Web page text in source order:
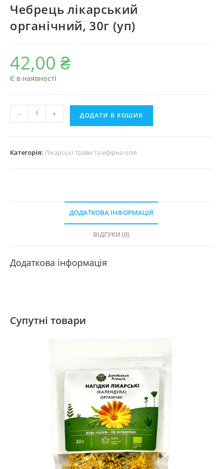
Чебрець лікарський
органічний, 30г (уп)
42,00 ₴
Є в наявності
Чебрець
лікарський
- + ДОДАТИ В КОШИК
Категорія: Лікарські трави та ефірна олія
ДОДАТКОВА ІНФОРМАЦІЯ
ВІДГУКИ (0)
Додаткова інформація
Супутні товари